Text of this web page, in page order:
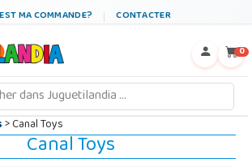
MA COMMANDE? CONTACTER
0
> Canal Toys
Canal Toys